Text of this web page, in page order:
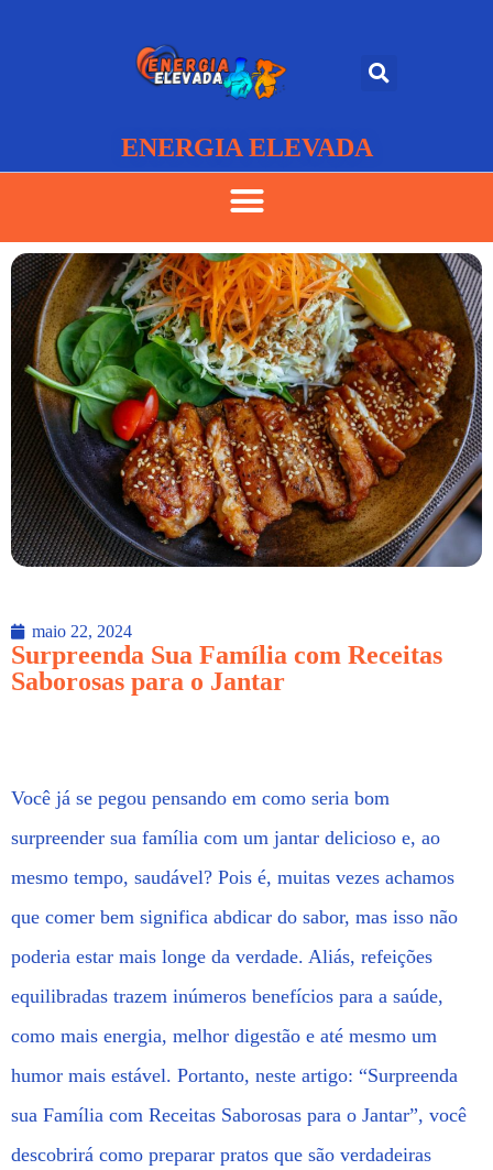
ENERGIA ELEVADA
maio 22, 2024
Surpreenda Sua Família com Receitas
Saborosas para o Jantar
Você já se pegou pensando em como seria bom
surpreender sua família com um jantar delicioso e, ao
mesmo tempo, saudável? Pois é, muitas vezes achamos
que comer bem significa abdicar do sabor, mas isso não
poderia estar mais longe da verdade. Aliás, refeições
equilibradas trazem inúmeros benefícios para a saúde,
como mais energia, melhor digestão e até mesmo um
humor mais estável. Portanto, neste artigo: “Surpreenda
sua Família com Receitas Saborosas para o Jantar”, você
descobrirá como preparar pratos que são verdadeiras